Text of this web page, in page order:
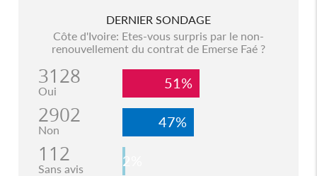
DERNIER SONDAGE
Côte d'Ivoire: Etes-vous surpris par le non-
renouvellement du contrat de Emerse Faé ?
3128
Oui 51%
2902
Non 47%
112
Sans avis 2%